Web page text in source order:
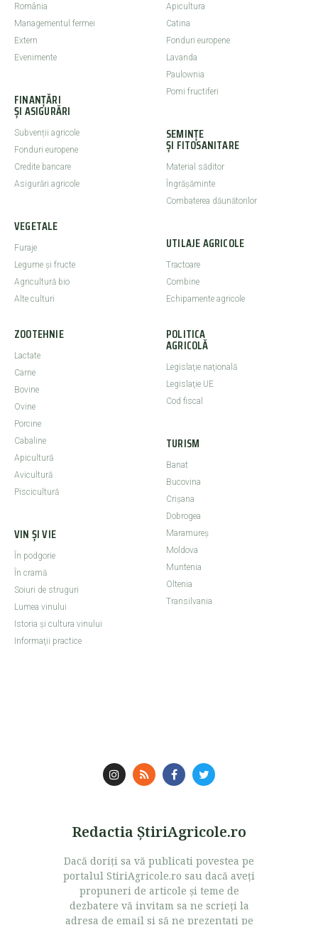
România
Managementul fermei
Extern
Evenimente
FINANȚĂRI
ȘI ASIGURĂRI
Subvenții agricole
Fonduri europene
Credite bancare
Asigurări agricole
VEGETALE
Furaje
Legume şi fructe
Agricultură bio
Alte culturi
Apicultura
Catina
Fonduri europene
Lavanda
Paulownia
Pomi fructiferi
SEMINȚE
ȘI FITOSANITARE
Material săditor
Îngrășăminte
Combaterea dăunătorilor
UTILAJE AGRICOLE
Tractoare
Combine
Echipamente agricole
ZOOTEHNIE
Lactate
Carne
Bovine
Ovine
Porcine
Cabaline
Apicultură
Avicultură
Piscicultură
VIN ȘI VIE
În podgorie
În cramă
Soiuri de struguri
Lumea vinului
Istoria şi cultura vinului
Informaţii practice
POLITICA
AGRICOLĂ
Legislaţie naţională
Legislaţie UE
Cod fiscal
TURISM
Banat
Bucovina
Crişana
Dobrogea
Maramureş
Moldova
Muntenia
Oltenia
Transilvania
Redactia ŞtiriAgricole.ro
Dacă doriţi sa vă publicati povestea pe
portalul StiriAgricole.ro sau dacă aveţi
propuneri de articole şi teme de
dezbatere vă invitam sa ne scrieţi la
adresa de email si să ne prezentaţi pe